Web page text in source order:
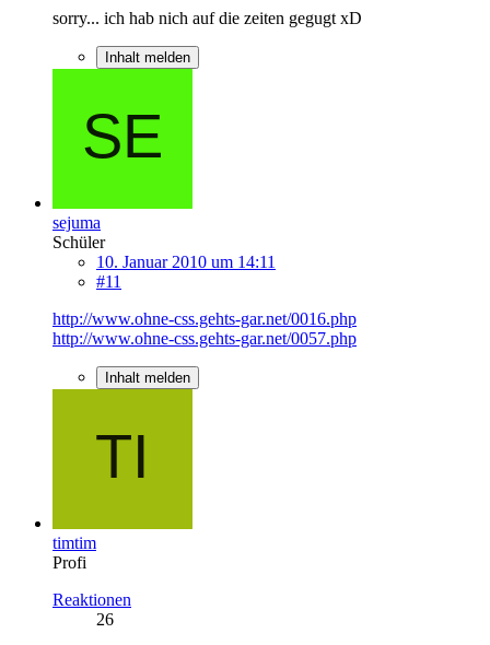
sorry... ich hab nich auf die zeiten gegugt xD
Inhalt melden
sejuma
Schüler
10. Januar 2010 um 14:11
#11
http://www.ohne-css.gehts-gar.net/0016.php
http://www.ohne-css.gehts-gar.net/0057.php
Inhalt melden
timtim
Profi
Reaktionen
26